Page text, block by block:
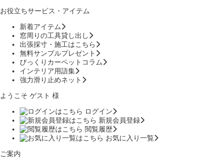
お役立ちサービス・アイテム
新着アイテム
窓周りの工具貸し出し
出張採寸・施工はこちら
無料サンプルプレゼント
びっくりカーペットコラム
インテリア用語集
強力滑り止めネット
ようこそ ゲスト 様
ログイン
新規会員登録
閲覧履歴
お気に入り一覧
ご案内